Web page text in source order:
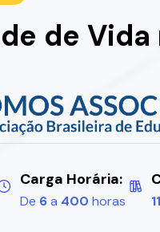
de Vida
Carga Horária:
De 6a 400 horas 11